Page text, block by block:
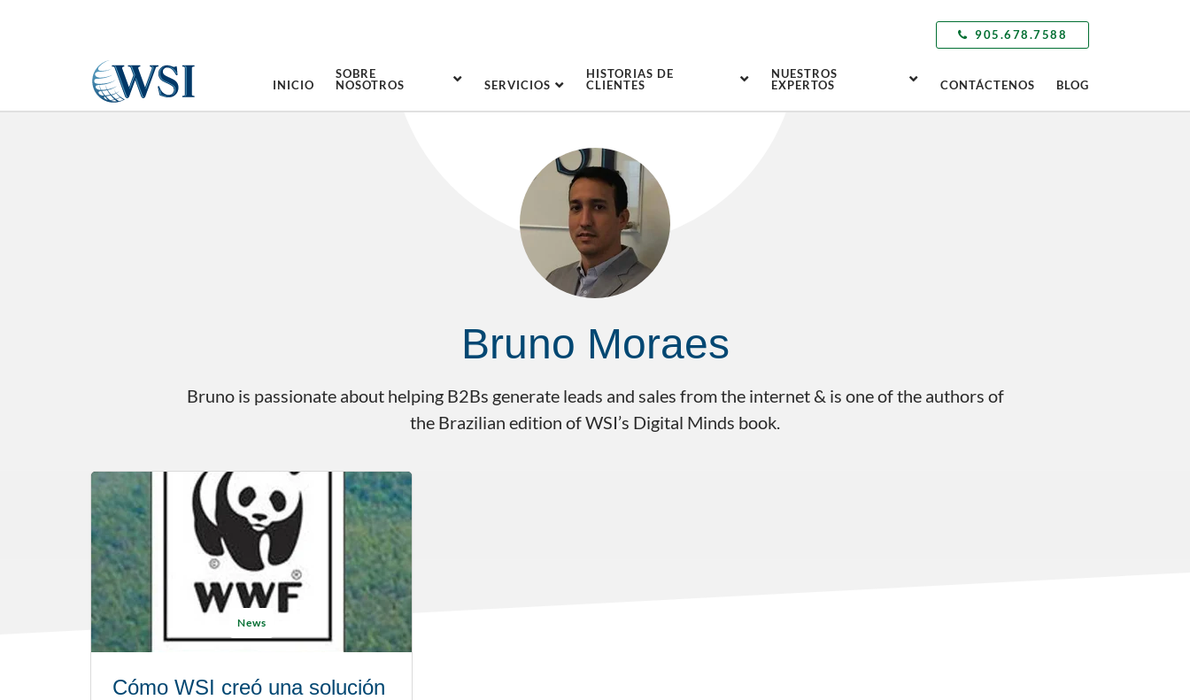
905.678.7588
INICIO
SOBRE
NOSOTROS
SERVICIOS
HISTORIAS DE
CLIENTES
NUESTROS
EXPERTOS
CONTÁCTENOS BLOG
Bruno Moraes
Bruno is passionate about helping B2Bs generate leads and sales from the internet & is one of the authors of
the Brazilian edition of WSI’s Digital Minds book.
News
Cómo WSI creó una solución